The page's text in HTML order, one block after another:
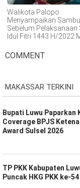
Walikota Palopo
Menyampaikan
Sebelum Pelaksanaan
Idul Fitri 1443 H/2022
COMMENT
MAKASSAR TERKINI
Bupati Luwu Paparkan
Coverage BPJS
Award Sulsel 2026
TP PKK Kabupaten
Puncak HKG PKK ke-